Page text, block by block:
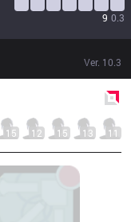
9 0.3
Ver. 10.3
15 12 15 13 11